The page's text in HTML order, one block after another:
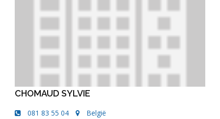
CHOMAUD SYLVIE
081 83 55 04 België